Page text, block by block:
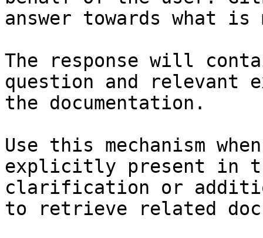
answer towards what
The response will
question and relevant
the documentation.
Use this mechanism
explicitly present in
clarification or